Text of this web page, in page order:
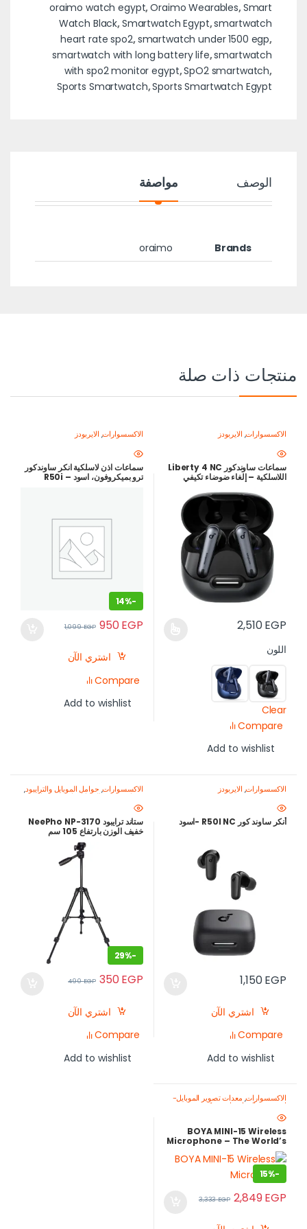
oraimo watch egypt,Oraimo Wearables,Smart
Watch Black,Smartwatch Egypt,smartwatch
heart rate spo2,smartwatch under 1500 egp,
smartwatch with long battery life,smartwatch
with spo2 monitor egypt,SpO2 smartwatch,
Sports Smartwatch,Sports Smartwatch Egypt
الوصف مواصفة
Brands
oraimo
منتجات ذات صلة
الاكسسوارات, الايربودز
سماعات ساوندكور Liberty 4 NC
اللاسلكية – إلغاء ضوضاء تكيفي
ساعة –
2,510EGP
اللون
Clear
Compare
Add to wishlist
الاكسسوارات, الايربودز
سماعات اذن لاسلكية انكر ساوندكور
ترو بميكروفون، اسود – R50i
-
14%
950EGP
1,099EGP
اشتري الآن
Compare
Add to wishlist
الاكسسوارات, الايربودز
أنكر ساوند كور R50I NC -اسود
1,150EGP
اشتري الآن
Compare
Add to wishlist
الاكسسوارات, حوامل الموبايل والترايبود,
معدات تصوير الموبايل-اصنع محتواك
باحتراف
ستاند ترايبود NeePho NP-3170
خفيف الوزن بارتفاع 105 سم
للموبايل والكاميرا
-
29%
350EGP
490EGP
اشتري الآن
Compare
Add to wishlist
الاكسسوارات, معدات تصوير الموبايل-
اصنع محتواك باحتراف ميكروفون
للموبايل
BOYA MINI-15 Wireless
Microphone – The World’s
Smallest Mic for Content
Creators
-
15%
2,849EGP
3,333EGP